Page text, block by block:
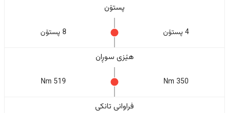
پستۆن
4 پستۆن 8 پستۆن
هێزی سوڕان
350 Nm
519 Nm
فراوانی تانکی